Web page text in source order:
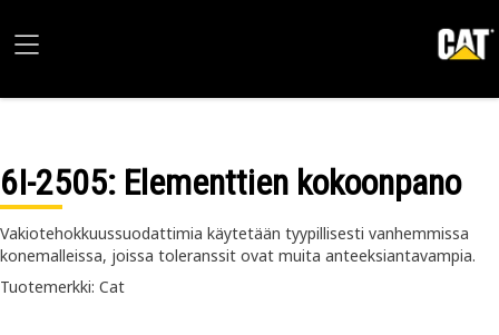
6I-2505: Elementtien kokoonpano
Vakiotehokkuussuodattimia käytetään tyypillisesti vanhemmissa
konemalleissa, joissa toleranssit ovat muita anteeksiantavampia.
Tuotemerkki: Cat